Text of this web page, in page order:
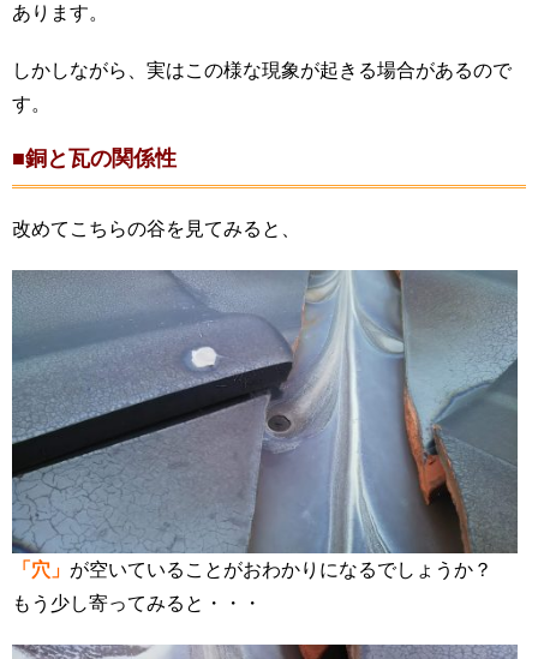
あります。
しかしながら、実はこの様な現象が起きる場合があるので
す。
■銅と瓦の関係性
改めてこちらの谷を見てみると、
「穴」 が空いていることがおわかりになるでしょうか？
もう少し寄ってみると・・・